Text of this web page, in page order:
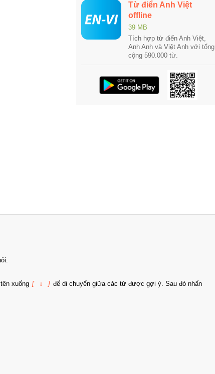
Từ điển Anh Việt
offline
39 MB
Tích hợp từ điển Anh Việt,
Anh Anh và Việt Anh với tổng
cộng 590.000 từ.
xuống [ ↓ ] để di chuyển giữa các từ được gợi ý. Sau đó nhấn